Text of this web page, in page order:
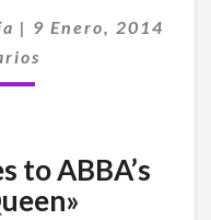
| 9 Enero, 2014
to ABBA’s